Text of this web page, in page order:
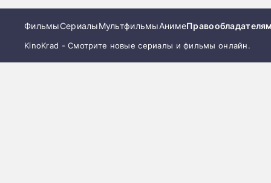
ФильмыСериалыМультфильмыАниме
KinoKrad - Смотрите новые сериалы и фильмы онлайн.